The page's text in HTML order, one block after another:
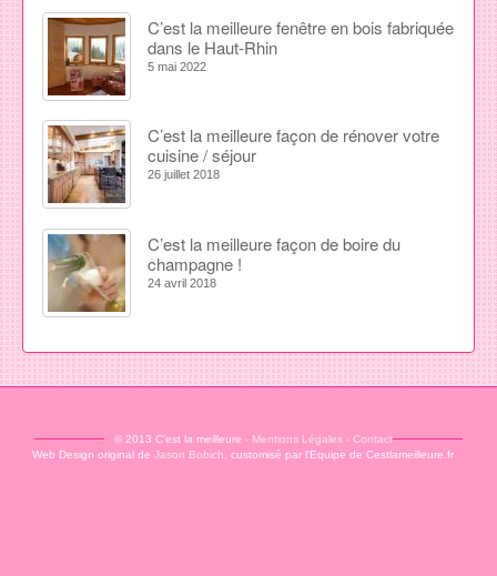
C’est la meilleure fenêtre en bois fabriquée
dans le Haut-Rhin
5 mai 2022
C’est la meilleure façon de rénover votre
cuisine / séjour
26 juillet 2018
C’est la meilleure façon de boire du
champagne !
24 avril 2018
© 2013 C'est la meilleure - Mentions Légales -Contact
Web Design original deJason Bobich , customisé par l'Equipe de Cestlameilleure.fr